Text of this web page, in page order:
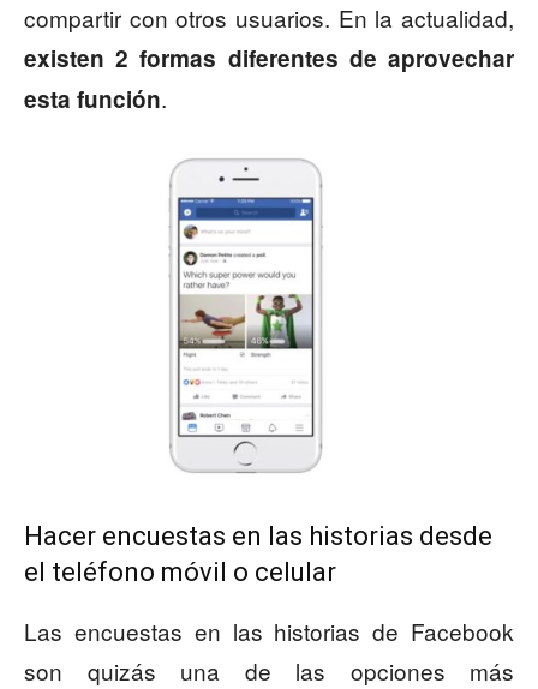
compartir con otros usuarios. En la actualidad,
existen 2 formas diferentes de aprovechar
esta función.
Hacer encuestas en las historias desde
el teléfono móvil o celular
Las encuestas en las historias de Facebook
son quizás una de las opciones más